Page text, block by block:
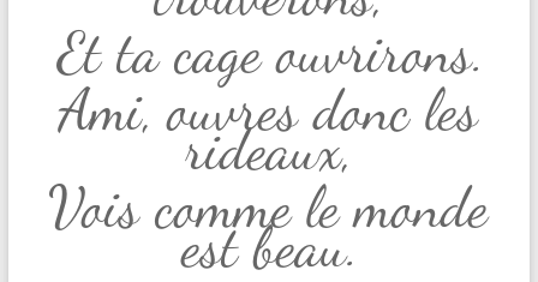
Et ta cage ouvrirons.
Ami, ouvres donc les
rideaux,
Vois comme le monde
est beau.